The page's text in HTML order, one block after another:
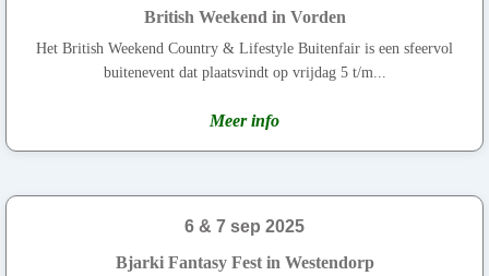
British Weekend in Vorden
Het British Weekend Country & Lifestyle Buitenfair is een sfeervol
buitenevent dat plaatsvindt op vrijdag 5 t/m...
Meer info
6 & 7 sep 2025
Bjarki Fantasy Fest in Westendorp